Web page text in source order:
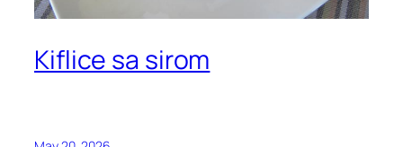
Kiflice sa sirom